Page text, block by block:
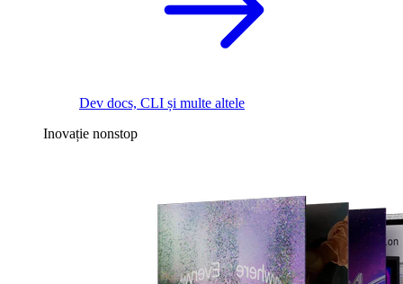
Dev docs, CLI și multe altele
Inovație nonstop